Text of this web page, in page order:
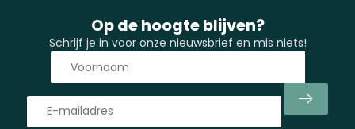
Op de hoogte blijven?
Schrijf je in voor onze nieuwsbrief en mis niets!